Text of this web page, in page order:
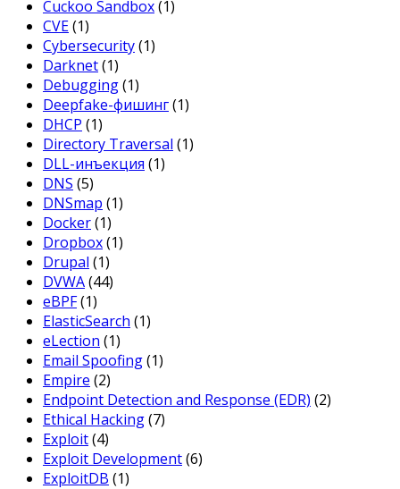
Cuckoo Sandbox(1)
CVE(1)
Cybersecurity(1)
Darknet(1)
Debugging(1)
Deepfake-фишинг(1)
DHCP (1)
Directory Traversal (1)
DLL-инъекция (1)
DNS (5)
DNSmap (1)
Docker(1)
Dropbox(1)
Drupal (1)
DVWA(44)
eBPF(1)
ElasticSearch (1)
eLection (1)
Email Spoofing(1)
Empire (2)
Endpoint Detection and Response (EDR) (2)
Ethical Hacking(7)
Exploit(4)
Exploit Development(6)
ExploitDB (1)